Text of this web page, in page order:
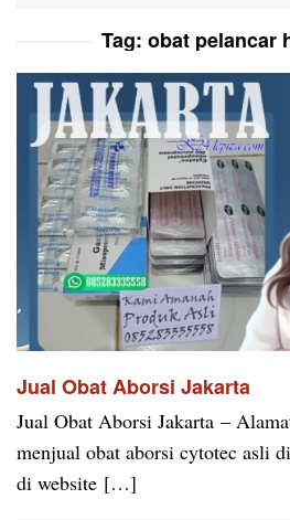
Tag: obat pelancar
Jual Obat Aborsi Jakarta
Jual Obat Aborsi Jakarta –
menjual obat aborsi cytotec asli
di website […]